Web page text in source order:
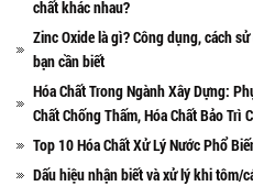
chất khác nhau?
Zinc Oxide là gì? Công dụng, cách
bạn cần biết
Hóa Chất Trong Ngành Xây Dựng:
Chất Chống Thấm, Hóa Chất Bảo Trì
Top 10 Hóa Chất Xử Lý Nước Phổ
Dấu hiệu nhận biết và xử lý khi tôm/